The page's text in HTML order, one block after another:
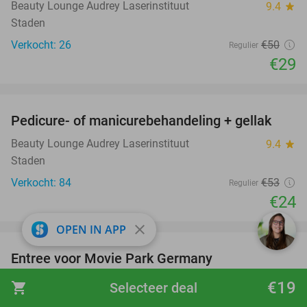
shopping_cart €19
Selecteer deal
Beauty Lounge Audrey Laserinstituut 9.4 star
Staden
Verkocht: 26
Regulier €50
€29
55%
Pedicure- of manicurebehandeling + gellak
Beauty Lounge Audrey Laserinstituut 9.4 star
Staden
Verkocht: 84
Regulier €53
€24
38%
favorite_border
Entree voor Movie Park Germany
Movie Park Germany 9.4 star
Bottrop
OPEN IN APP close